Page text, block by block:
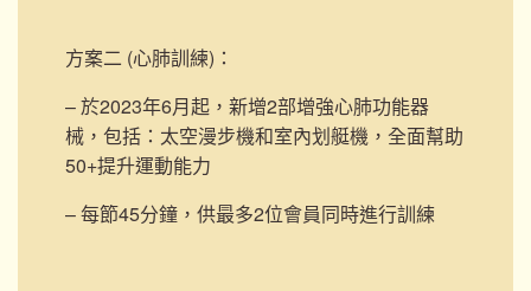
方案二 (心肺訓練) ：
– 於2023年6月起，新增2部增強心肺功能器
械，包括：太空漫步機和室內划艇機， 全面幫助
50+提升運動能力
– 每節45分鐘，供最多2位會員同時進行訓練